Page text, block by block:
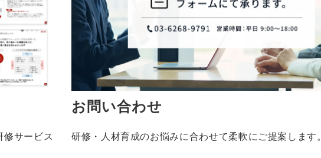
修サービス
お問い合わせ
研修・人材育成のお悩みに合わせて柔軟にご提案します。